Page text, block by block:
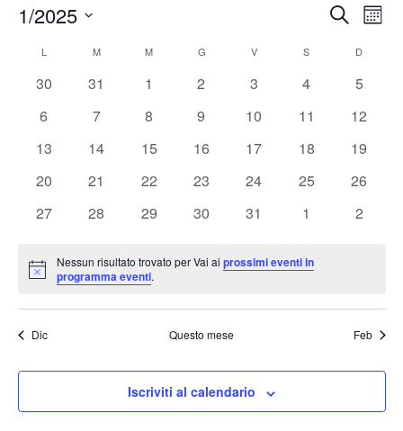
Eventi
viste
Cerca
Mese
1/2025
data.
Calendario
di
Eventi
L M M G V S D
0
30
0
31
0
1
0
2
0
3
0
4
0
5
0
6
0
7
0
8
0
9
0
10
0
11
0
12
0
13
0
14
0
15
0
16
0
17
0
18
0
19
0
20
0
21
0
22
0
23
0
24
0
25
0
26
0
27
0
28
0
29
0
30
0
31
0
1
0
2
Notice
Nessun risultato trovato per Vai aiprossimi eventi in
programma eventi.
Dic Questo mese Feb
Iscriviti al calendario